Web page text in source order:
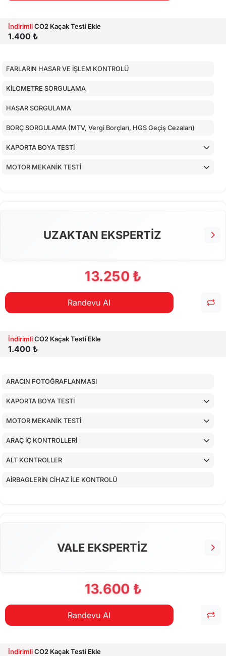
İndirimliCO2 Kaçak Testi Ekle
1.400 ₺
FARLARIN HASAR VE İŞLEM KONTROLÜ
KİLOMETRE SORGULAMA
HASAR SORGULAMA
BORÇ SORGULAMA (MTV, Vergi Borçları, HGS Geçiş Cezaları)
KAPORTA BOYA TESTİ
MOTOR MEKANİK TESTİ
UZAKTAN EKSPERTİZ
13.250 ₺
Randevu Al
İndirimliCO2 Kaçak Testi Ekle
1.400 ₺
ARACIN FOTOĞRAFLANMASI
KAPORTA BOYA TESTİ
MOTOR MEKANİK TESTİ
ARAÇ İÇ KONTROLLERİ
ALT KONTROLLER
AİRBAGLERİN CİHAZ İLE KONTROLÜ
VALE EKSPERTİZ
13.600 ₺
Randevu Al
İndirimliCO2 Kaçak Testi Ekle